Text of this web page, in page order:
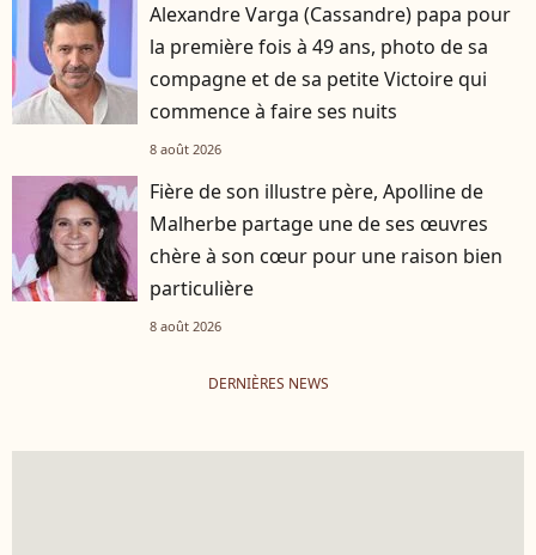
Alexandre Varga (Cassandre) papa pour
la première fois à 49 ans, photo de sa
compagne et de sa petite Victoire qui
commence à faire ses nuits
8 août 2026
Fière de son illustre père, Apolline de
Malherbe partage une de ses œuvres
chère à son cœur pour une raison bien
particulière
8 août 2026
DERNIÈRES NEWS